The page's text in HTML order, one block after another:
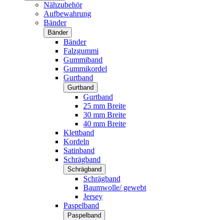
Nähzubehör
Aufbewahrung
Bänder
Bänder
Bänder
Falzgummi
Gummiband
Gummikordel
Gurtband
Gurtband
Gurtband
25 mm Breite
30 mm Breite
40 mm Breite
Klettband
Kordeln
Satinband
Schrägband
Schrägband
Schrägband
Baumwolle/ gewebt
Jersey
Paspelband
Paspelband